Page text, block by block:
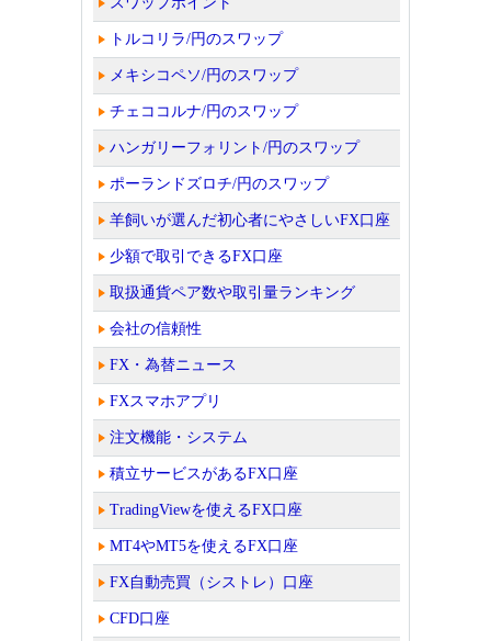
トルコリラ/円のスワップ
メキシコペソ/円のスワップ
チェココルナ/円のスワップ
ハンガリーフォリント/円のスワップ
ポーランドズロチ/円のスワップ
羊飼いが選んだ初心者にやさしいFX口座
少額で取引できるFX口座
取扱通貨ペア数や取引量ランキング
会社の信頼性
FX・為替ニュース
FXスマホアプリ
注文機能・システム
積立サービスがあるFX口座
TradingViewを使えるFX口座
MT4やMT5を使えるFX口座
FX自動売買（シストレ）口座
CFD口座